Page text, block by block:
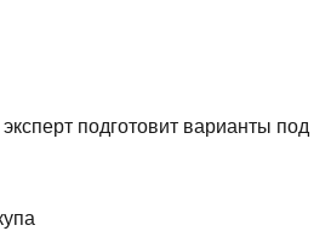
подготовит варианты под